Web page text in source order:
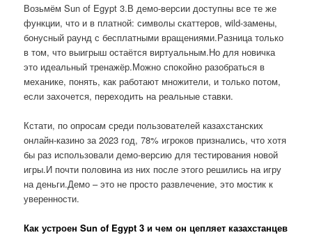
Возьмём Sun of Egypt 3.В демо-версии доступны все те же
функции, что и в платной: символы скаттеров, wild-замены,
бонусный раунд с бесплатными вращениями.Разница только
в том, что выигрыш остаётся виртуальным.Но для новичка
это идеальный тренажёр.Можно спокойно разобраться в
механике, понять, как работают множители, и только потом,
если захочется, переходить на реальные ставки.
Кстати, по опросам среди пользователей казахстанских
онлайн-казино за 2023 год, 78% игроков признались, что хотя
бы раз использовали демо-версию для тестирования новой
игры.И почти половина из них после этого решились на игру
на деньги.Демо – это не просто развлечение, это мостик к
уверенности.
Как устроен Sun of Egypt 3 и чем он цепляет казахстанцев